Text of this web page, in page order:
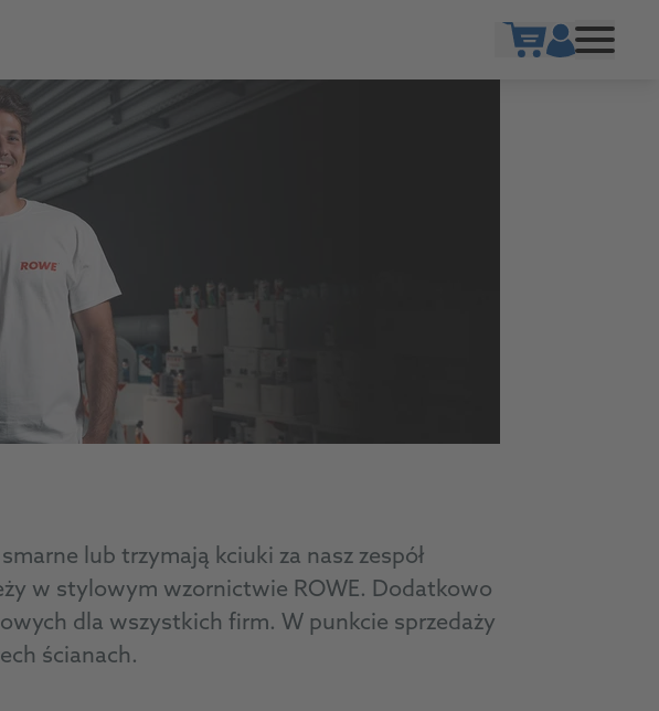
lub trzymają kciuki za nasz zespół
w stylowym wzornictwie ROWE. Dodatkowo
dla wszystkich firm. W punkcie sprzedaży
ścianach.